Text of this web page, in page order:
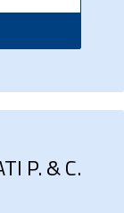
P. & C.